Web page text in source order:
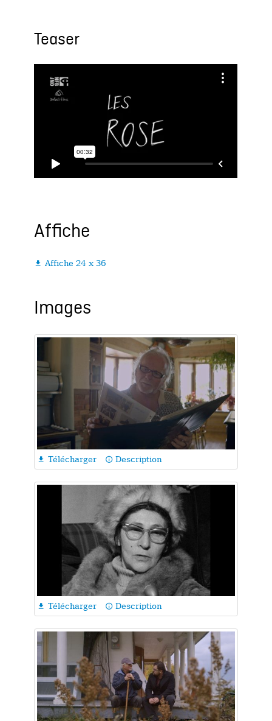
Teaser
Affiche
 Affiche 24 x 36
Images
 Télécharger info_outline Description
 Télécharger info_outline Description